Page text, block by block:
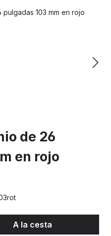
de 26
en rojo
introduce la
A la cesta